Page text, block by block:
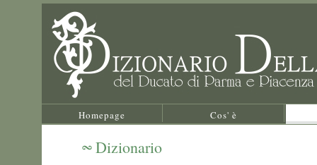
Homepage Cos' è
Dizionario